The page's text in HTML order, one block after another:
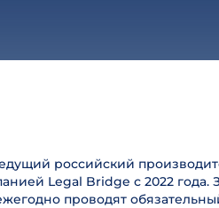
российский
Legal Bridge с 2022 года.
проводят